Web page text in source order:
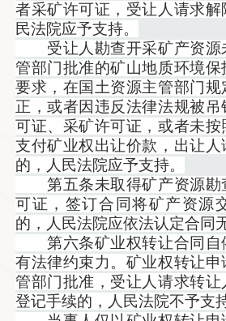
者采矿许可证，受让人请求解
民法院应予支持。
受让人勘查开采矿产资源
管部门批准的矿山地质环境
要求，在国土资源主管部门
正，或者因违反法律法规被
可证、采矿许可证，或者未按
支付矿业权出让价款，出让人
的，人民法院应予支持。
第五条未取得矿产资源勘
可证，签订合同将矿产资源
的，人民法院应依法认定合同
第六条矿业权转让合同自
有法律约束力。矿业权转让
管部门批准，受让人请求转
登记手续的，人民法院不予支